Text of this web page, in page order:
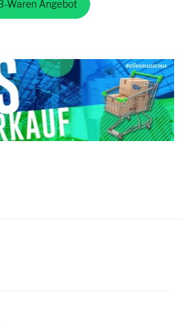
Waren Angebot